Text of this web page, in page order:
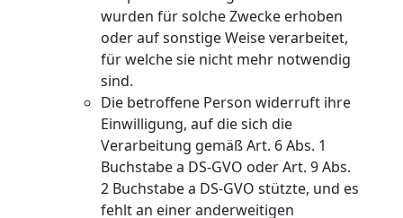
wurden für solche Zwecke erhoben
oder auf sonstige Weise verarbeitet,
für welche sie nicht mehr notwendig
sind.
Die betroffene Person widerruft ihre
Einwilligung, auf die sich die
Verarbeitung gemäß Art. 6 Abs. 1
Buchstabe a DS-GVO oder Art. 9 Abs.
2 Buchstabe a DS-GVO stützte, und es
fehlt an einer anderweitigen